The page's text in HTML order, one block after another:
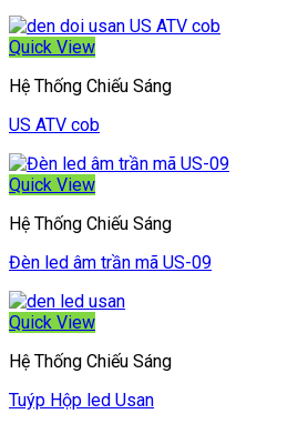
Quick View
Hệ Thống Chiếu Sáng
US ATV cob
Quick View
Hệ Thống Chiếu Sáng
Đèn led âm trần mã US-09
Quick View
Hệ Thống Chiếu Sáng
Tuýp Hộp led Usan